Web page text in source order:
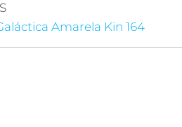
Amarela Kin 164